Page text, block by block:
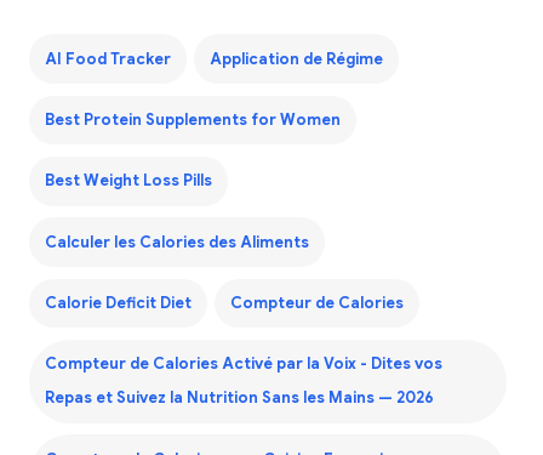
AI Food Tracker Application de Régime
Best Protein Supplements for Women
Best Weight Loss Pills
Calculer les Calories des Aliments
Calorie Deficit Diet Compteur de Calories
Compteur de Calories Activé par la Voix - Dites vos
Repas et Suivez la Nutrition Sans les Mains — 2026